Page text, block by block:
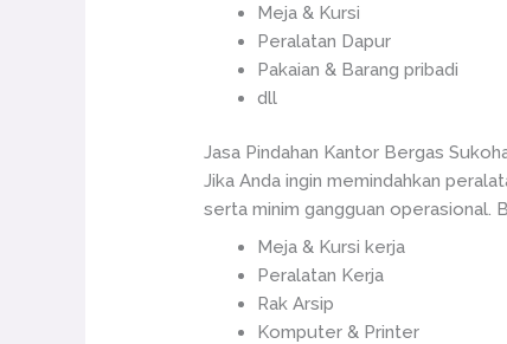
Meja & Kursi
Peralatan Dapur
Pakaian & Barang pribadi
dll
Jasa Pindahan Kantor Bergas
Jika Anda ingin memindahkan
serta minim gangguan operasional.
Meja & Kursi kerja
Peralatan Kerja
Rak Arsip
Komputer & Printer